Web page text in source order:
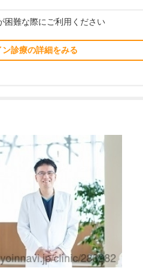
困難な際にご利用ください
ン診療の詳細をみる